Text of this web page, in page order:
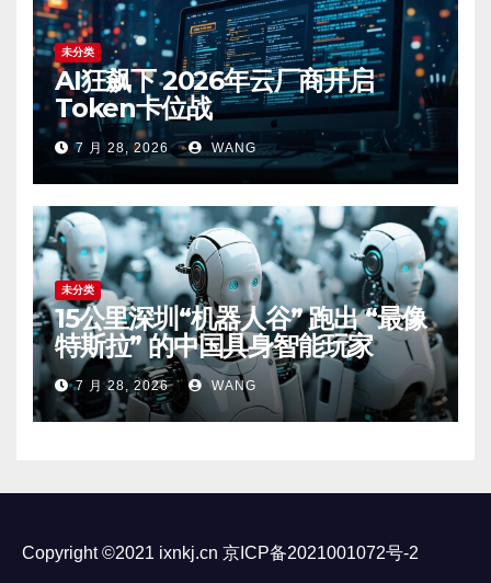
未分类
AI狂飙下 2026年云厂商开启
Token卡位战
7 月 28, 2026 WANG
未分类
15公里深圳“机器人谷” 跑出 “最像
特斯拉” 的中国具身智能玩家
7 月 28, 2026 WANG
Copyright ©2021 ixnkj.cn 京ICP备2021001072号-2